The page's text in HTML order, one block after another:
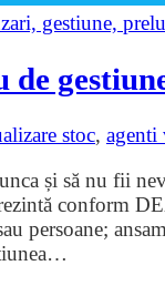
stoc, agenti
și să nu fii
conform
persoane;
…